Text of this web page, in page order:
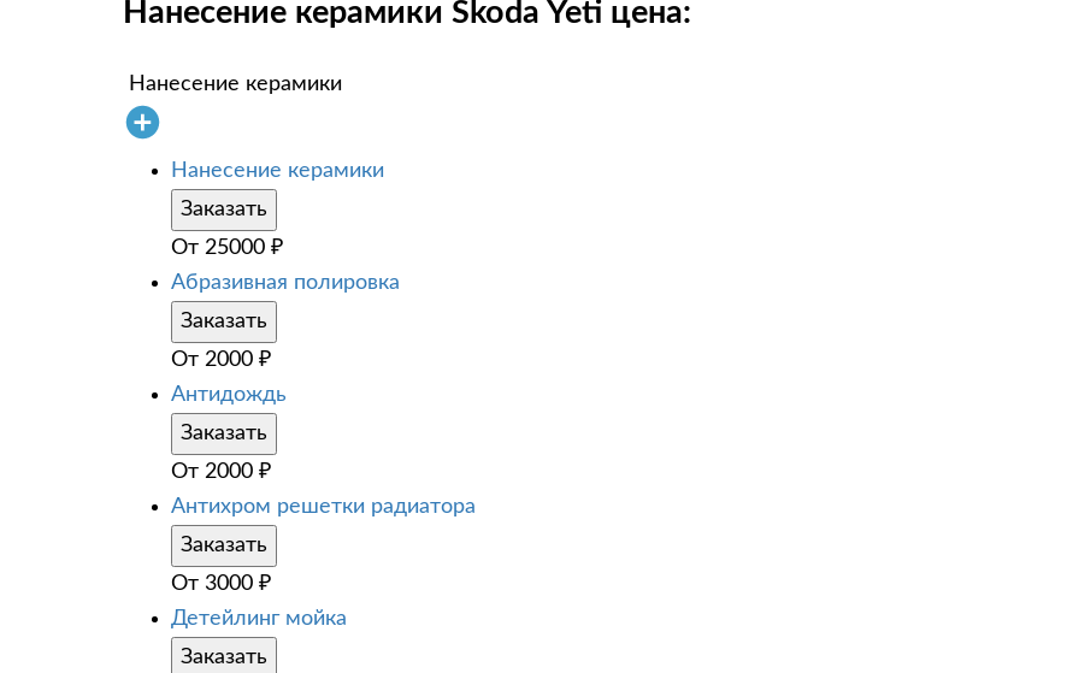
Нанесение керамики Skoda Yeti цена:
Нанесение керамики
Нанесение керамики
Заказать
От 25000 ₽
Абразивная полировка
Заказать
От 2000 ₽
Антидождь
Заказать
От 2000 ₽
Антихром решетки радиатора
Заказать
От 3000 ₽
Детейлинг мойка
Заказать